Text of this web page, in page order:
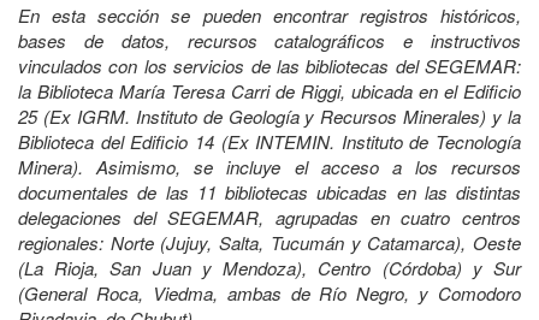
En esta sección se pueden encontrar registros históricos,
bases de datos, recursos catalográficos e instructivos
vinculados con los servicios de las bibliotecas del SEGEMAR:
la Biblioteca María Teresa Carri de Riggi, ubicada en el Edificio
25 (Ex IGRM. Instituto de Geología y Recursos Minerales) y la
Biblioteca del Edificio 14 (Ex INTEMIN. Instituto de Tecnología
Minera). Asimismo, se incluye el acceso a los recursos
documentales de las 11 bibliotecas ubicadas en las distintas
delegaciones del SEGEMAR, agrupadas en cuatro centros
regionales: Norte (Jujuy, Salta, Tucumán y Catamarca), Oeste
(La Rioja, San Juan y Mendoza), Centro (Córdoba) y Sur
(General Roca, Viedma, ambas de Río Negro, y Comodoro